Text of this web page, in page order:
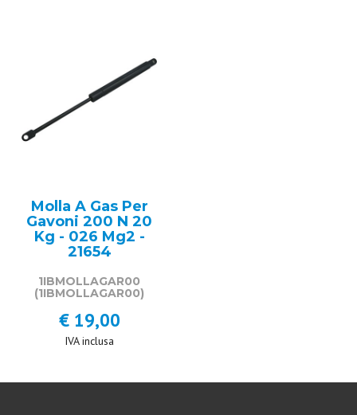
Molla A Gas Per
Gavoni 200 N 20
Kg - 026 Mg2 -
21654
1IBMOLLAGAR00
(1IBMOLLAGAR00)
€ 19,00
IVA inclusa